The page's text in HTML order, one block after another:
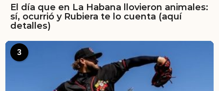
El día que en La Habana llovieron animales:
sí, ocurrió y Rubiera te lo cuenta (aquí
detalles)
3